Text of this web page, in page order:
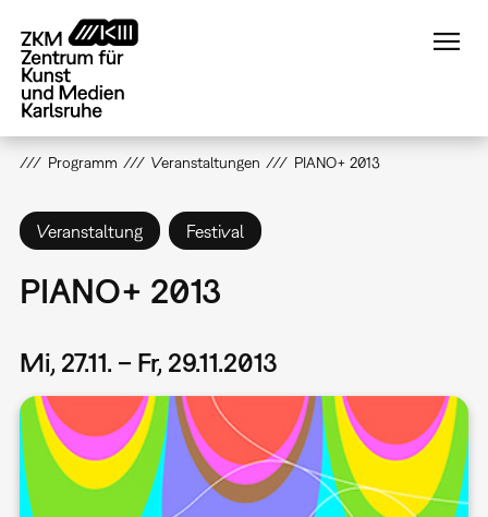
zum
Inhalt
Programm Veranstaltungen PIANO+ 2013
Veranstaltung Festival
PIANO+ 2013
Mi, 27.11. – Fr, 29.11.2013